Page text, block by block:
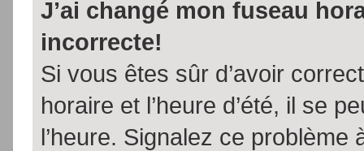
J’ai changé mon fuseau
incorrecte!
Si vous êtes sûr d’avoir
horaire et l’heure d’été, il se
l’heure. Signalez ce problème